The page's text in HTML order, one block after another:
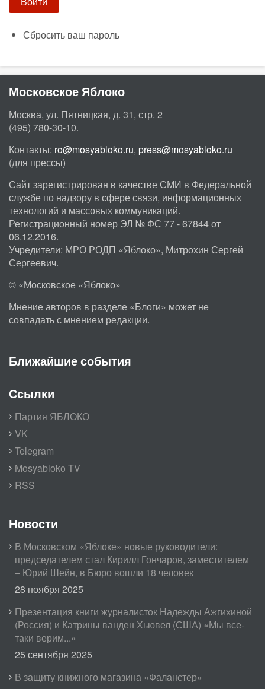
Сбросить ваш пароль
Московское Яблоко
Москва, ул. Пятницкая, д. 31, стр. 2
(495) 780-30-10.
Контакты: ro@mosyabloko.ru, press@mosyabloko.ru
(для прессы)
Сайт зарегистрирован в качестве СМИ в Федеральной
службе по надзору в сфере связи, информационных
технологий и массовых коммуникаций.
Регистрационный номер ЭЛ № ФС 77 - 67844 от
06.12.2016.
Учредители: МРО РОДП «Яблоко», Митрохин Сергей
Сергеевич.
© «Московское «Яблоко»
Мнение авторов в разделе «Блоги» может не
совпадать с мнением редакции.
Ближайшие события
Ссылки
Партия ЯБЛОКО
VK
Telegram
Mosyabloko TV
RSS
Новости
В Московском «Яблоке» новые руководители:
председателем стал Кирилл Гончаров, заместителем
– Юрий Шейн, в Бюро вошли 18 человек
28 ноября 2025
Презентация книги журналисток Надежды Ажгихиной
(Россия) и Катрины ванден Хьювел (США) «Мы все-
таки верим...»
25 сентября 2025
В защиту книжного магазина «Фаланстер»